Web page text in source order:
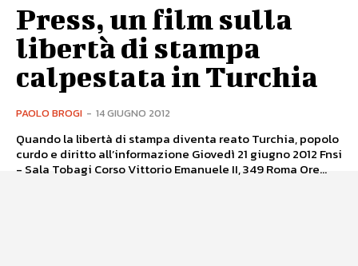
Press, un film sulla
libertà di stampa
calpestata in Turchia
PAOLO BROGI - 14 GIUGNO 2012
Quando la libertà di stampa diventa reato Turchia, popolo
curdo e diritto all’informazione Giovedì 21 giugno 2012 Fnsi
- Sala Tobagi Corso Vittorio Emanuele II, 349 Roma Ore...